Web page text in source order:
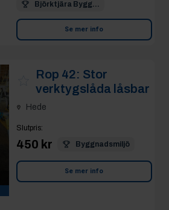
Björktjära Bygg...
Se mer info
Rop 42: Stor
verktygslåda låsbar
Hede
Slutpris:
450 kr Byggnadsmiljö
Se mer info